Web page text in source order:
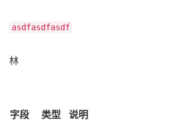
asdfasdfasdf
林
字段 类型 说明